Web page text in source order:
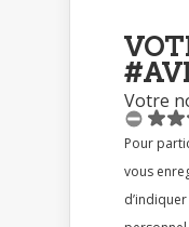
Votre
Pour participer à ce
vous